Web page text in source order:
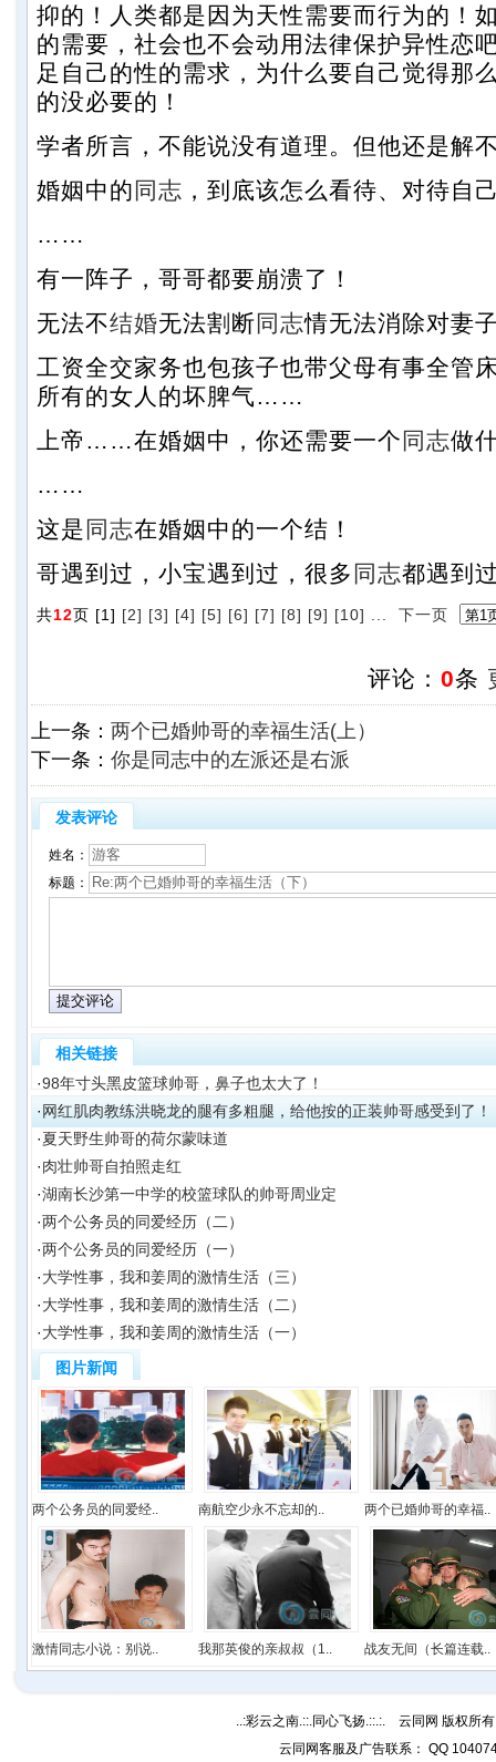
抑的！人类都是因为天性需要而行为的！
的需要，社会也不会动用法律保护异性恋
足自己的性的需求，为什么要自己觉得那
的没必要的！
学者所言，不能说没有道理。但他还是解
婚姻中的 同志 ，到底该怎么看待、对待自
……
有一阵子，哥哥都要崩溃了！
无法不结婚无法割断同志情无法消除对妻
工资全交家务也包孩子也带父母有事全管
所有的女人的坏脾气……
上帝……在婚姻中，你还需要一个 同志做
……
这是 同志在婚姻中的一个结！
哥遇到过，小宝遇到过，很多 同志都遇到
共12页 [1] [2] [3] [4] [5] [6] [7] [8] [9] [10] 下一页
评论： 0条
上一条： 两个已婚帅哥的幸福生活(上）
下一条： 你是同志中的左派还是右派
发表评论
姓名：
标题：
相关链接
·98年寸头黑皮篮球帅哥，鼻子也太大了！
·网红肌肉教练洪晓龙的腿有多粗腿，给他按的正装帅哥感受到了！
·夏天野生帅哥的荷尔蒙味道
·肉壮帅哥自拍照走红
·湖南长沙第一中学的校篮球队的帅哥周业定
·两个公务员的同爱经历（二）
·两个公务员的同爱经历（一）
·大学性事，我和姜周的激情生活（三）
·大学性事，我和姜周的激情生活（二）
·大学性事，我和姜周的激情生活（一）
图片新闻
两个公务员的同爱经.. 南航空少永不忘却的.. 两个已婚帅哥的幸福..
激情同志小说：别说.. 我那英俊的亲叔叔（1.. 战友无间（长篇连载..
..:彩云之南.::.同心飞扬.::.:. 云同网 版权所
云同网客服及广告联系： QQ